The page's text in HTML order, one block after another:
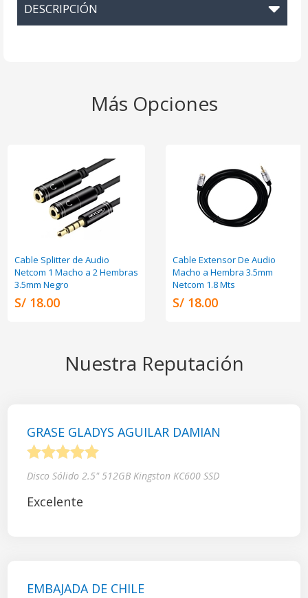
DESCRIPCIÓN
Más Opciones
Cable Splitter de Audio
Netcom 1 Macho a 2 Hembras
3.5mm Negro
S/ 18.00
Cable Extensor De Audio
Macho a Hembra 3.5mm
Netcom 1.8 Mts
S/ 18.00
Nuestra Reputación
GRASE GLADYS AGUILAR DAMIAN
Disco Sólido 2.5" 512GB Kingston KC600 SSD
Excelente
EMBAJADA DE CHILE